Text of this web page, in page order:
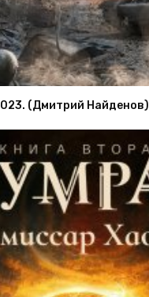
(Дмитрий Найденов)